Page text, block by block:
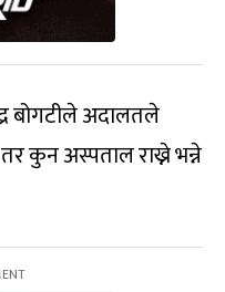
बोगटीले अदालतले
कुन अस्पताल राख्ने भन्ने